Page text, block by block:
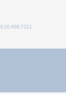
20 498 7521